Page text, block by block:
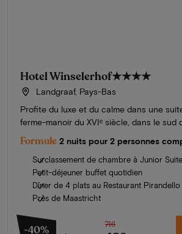
Hotel Winselerhof★★★★
Landgraaf, Pays-Bas
Profite du luxe et du calme dans une
ferme-manoir du XVIᵉ siècle, dans le sud
Formule 2 nuits pour 2 personnes
Surclassement de chambre à Junior Suite
Petit-déjeuner buffet quotidien
Dîner de 4 plats au Restaurant Pirandello
Près de Maastricht
-40% 716